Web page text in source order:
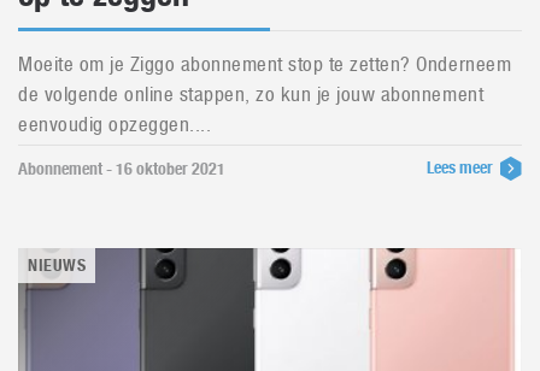
Moeite om je Ziggo abonnement stop te zetten? Onderneem
de volgende online stappen, zo kun je jouw abonnement
eenvoudig opzeggen....
Abonnement - 16 oktober 2021 Lees meer
NIEUWS